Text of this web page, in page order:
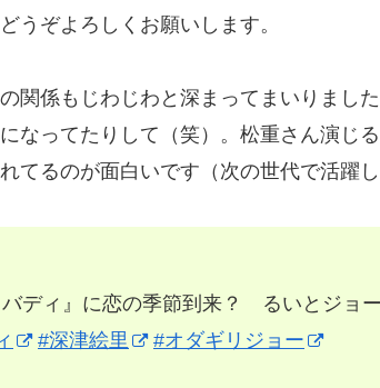
うぞよろしくお願いします。
関係もじわじわと深まってまいりまし
なってたりして（笑）。松重さん演じる
てるのが面白いです（次の世代で活躍し
バディ』に恋の季節到来？ るいとジョ
#深津絵里
#オダギリジョー